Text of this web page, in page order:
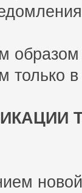
образом
только